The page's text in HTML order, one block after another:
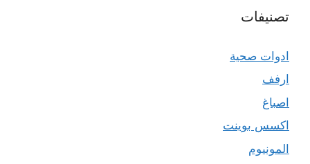
تصنيفات
ادوات صحية
ارفف
اصباغ
اكسس بوينت
المونيوم